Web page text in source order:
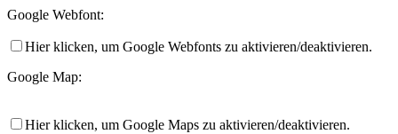
Google Webfont:
Hier klicken, um Google Webfonts zu aktivieren/deaktivieren.
Google Map:
Hier klicken, um Google Maps zu aktivieren/deaktivieren.